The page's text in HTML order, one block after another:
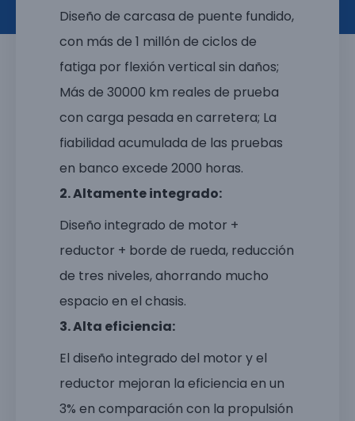
Diseño de carcasa de puente fundido,
con más de 1 millón de ciclos de
fatiga por flexión vertical sin daños;
Más de 30000 km reales de prueba
con carga pesada en carretera; La
fiabilidad acumulada de las pruebas
en banco excede 2000 horas.
2. Altamente integrado:
Diseño integrado de motor +
reductor + borde de rueda, reducción
de tres niveles, ahorrando mucho
espacio en el chasis.
3. Alta eficiencia:
El diseño integrado del motor y el
reductor mejoran la eficiencia en un
3% en comparación con la propulsión